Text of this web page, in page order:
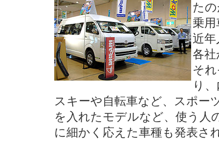
た
乗
近
各
そ
り
スキーや自転車など、スポー
を入れたモデルなど、使う人
に細かく応えた車種も発表さ